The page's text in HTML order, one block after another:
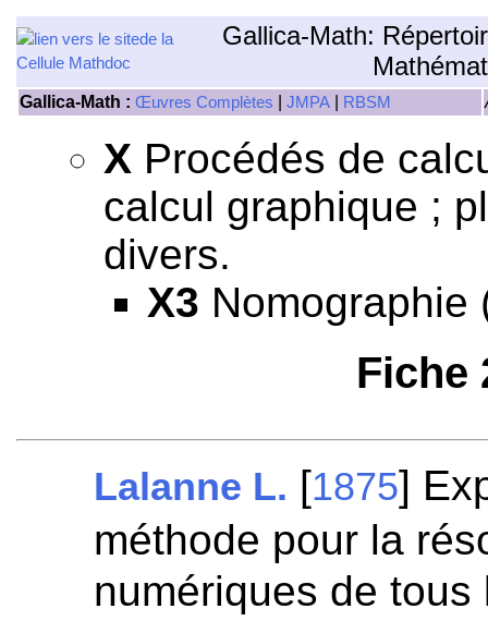
Gallica-Math:
Gallica-Math : Œuvres Complètes JMPA RBSM
X Procédés de
calcul graphique ;
divers.
X3 Nomographie
Fiche
Lalanne L. [1875]
méthode pour la
numériques de